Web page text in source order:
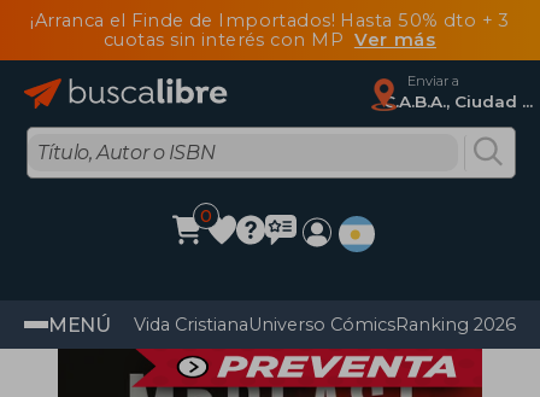
¡Arranca el Finde de Importados! Hasta 50% dto + 3
cuotas sin interés con MP Ver más
Enviar a
C.A.B.A., Ciudad Autónoma De Buenos Aires
0
MENÚ Vida CristianaUniverso CómicsRanking 2026